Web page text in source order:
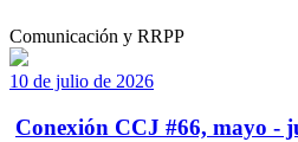
Comunicación y RRPP
10 de julio de 2026
Conexión CCJ #66, mayo -